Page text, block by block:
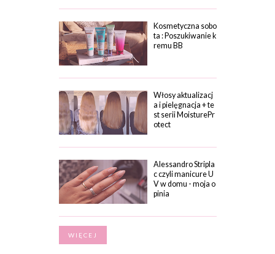
Kosmetyczna sobo
ta : Poszukiwanie k
remu BB
Włosy aktualizacj
a i pielęgnacja + te
st serii MoisturePr
otect
Alessandro Stripla
c czyli manicure U
V w domu - moja o
pinia
WIĘCEJ